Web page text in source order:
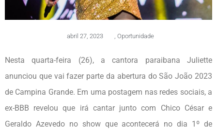
abril 27, 2023 Oportunidade
Nesta quarta-feira (26), a cantora paraibana Juliette
anunciou que vai fazer parte da abertura do São João 2023
de Campina Grande. Em uma postagem nas redes sociais, a
ex-BBB revelou que irá cantar junto com Chico César e
Geraldo Azevedo no show que acontecerá no dia 1º de